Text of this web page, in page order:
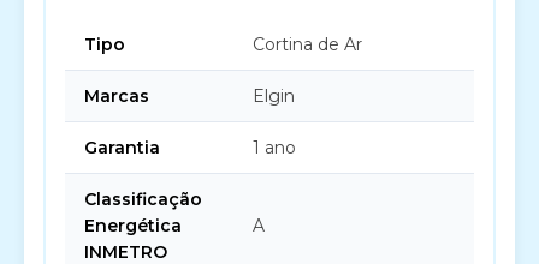
Tipo Cortina de Ar
Marcas Elgin
Garantia 1 ano
Classificação
Energética
INMETRO
A